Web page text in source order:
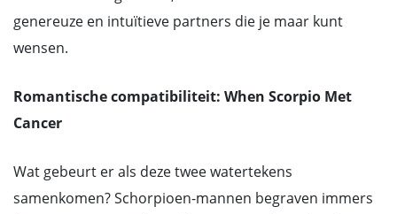
genereuze en intuïtieve partners die je maar kunt
wensen.
Romantische compatibiliteit: When Scorpio Met
Cancer
Wat gebeurt er als deze twee watertekens
samenkomen? Schorpioen-mannen begraven immers